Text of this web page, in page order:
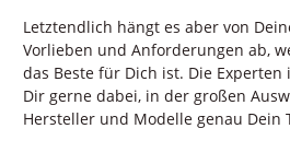
Letztendlich hängt es aber von
Vorlieben und Anforderungen ab,
das Beste für Dich ist. Die
Dir gerne dabei, in der großen
Hersteller und Modelle genau Dein